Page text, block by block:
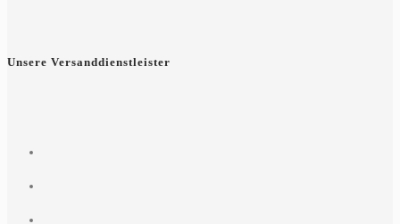
Unsere Versanddienstleister